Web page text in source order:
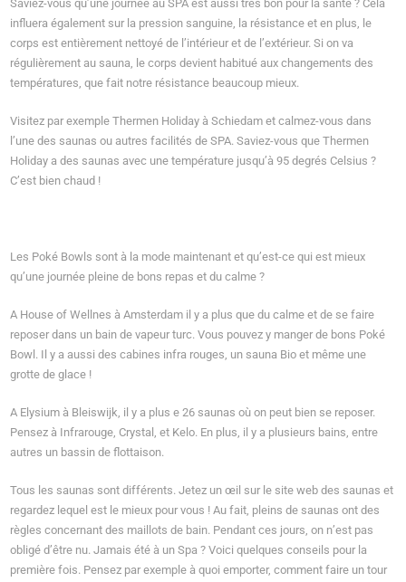
Saviez-vous qu’une journée au SPA est aussi très bon pour la santé ? Cela
influera également sur la pression sanguine, la résistance et en plus, le
corps est entièrement nettoyé de l’intérieur et de l’extérieur. Si on va
régulièrement au sauna, le corps devient habitué aux changements des
températures, que fait notre résistance beaucoup mieux.
Visitez par exemple Thermen Holiday à Schiedam et calmez-vous dans
l’une des saunas ou autres facilités de SPA. Saviez-vous que Thermen
Holiday a des saunas avec une température jusqu’à 95 degrés Celsius ?
C’est bien chaud !
Les Poké Bowls sont à la mode maintenant et qu’est-ce qui est mieux
qu’une journée pleine de bons repas et du calme ?
A House of Wellnes à Amsterdam il y a plus que du calme et de se faire
reposer dans un bain de vapeur turc. Vous pouvez y manger de bons Poké
Bowl. Il y a aussi des cabines infra rouges, un sauna Bio et même une
grotte de glace !
A Elysium à Bleiswijk, il y a plus e 26 saunas où on peut bien se reposer.
Pensez à Infrarouge, Crystal, et Kelo. En plus, il y a plusieurs bains, entre
autres un bassin de flottaison.
Tous les saunas sont différents. Jetez un œil sur le site web des saunas et
regardez lequel est le mieux pour vous ! Au fait, pleins de saunas ont des
règles concernant des maillots de bain. Pendant ces jours, on n’est pas
obligé d’être nu. Jamais été à un Spa ? Voici quelques conseils pour la
première fois. Pensez par exemple à quoi emporter, comment faire un tour